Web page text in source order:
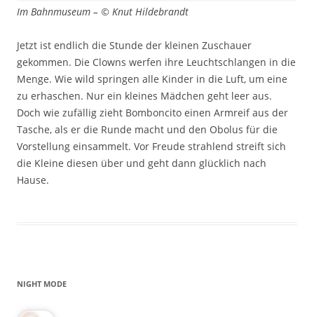
Im Bahnmuseum – © Knut Hildebrandt
Jetzt ist endlich die Stunde der kleinen Zuschauer
gekommen. Die Clowns werfen ihre Leuchtschlangen in die
Menge. Wie wild springen alle Kinder in die Luft, um eine
zu erhaschen. Nur ein kleines Mädchen geht leer aus.
Doch wie zufällig zieht Bomboncito einen Armreif aus der
Tasche, als er die Runde macht und den Obolus für die
Vorstellung einsammelt. Vor Freude strahlend streift sich
die Kleine diesen über und geht dann glücklich nach
Hause.
NIGHT MODE